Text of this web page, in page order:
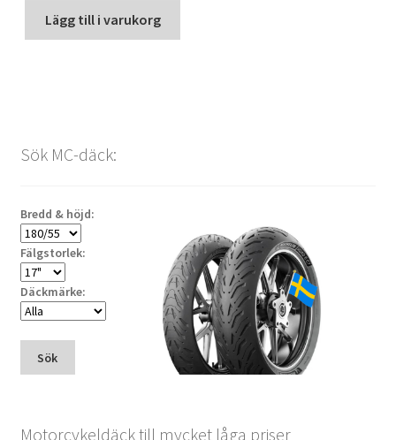
Lägg till i varukorg
Sök MC-däck:
Bredd & höjd:
Fälgstorlek:
Däckmärke:
Sök
Motorcykeldäck till mycket låga priser